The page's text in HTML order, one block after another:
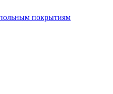
покрытиям